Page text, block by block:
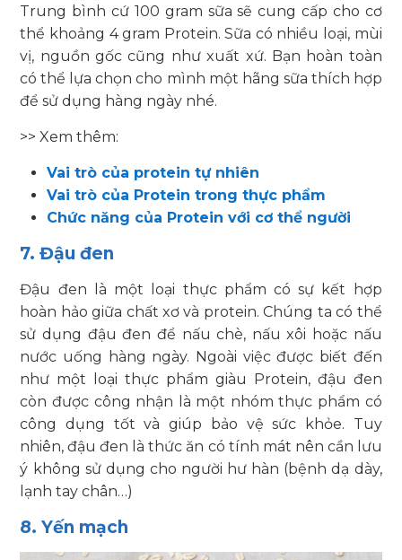
Trung bình cứ 100 gram sữa sẽ cung cấp cho cơ
thể khoảng 4 gram Protein. Sữa có nhiều loại, mùi
vị, nguồn gốc cũng như xuất xứ. Bạn hoàn toàn
có thể lựa chọn cho mình một hãng sữa thích hợp
để sử dụng hàng ngày nhé.
>> Xem thêm:
Vai trò của protein tự nhiên
Vai trò của Protein trong thực phẩm
Chức năng của Protein với cơ thể người
7. Đậu đen
Đậu đen là một loại thực phẩm có sự kết hợp
hoàn hảo giữa chất xơ và protein. Chúng ta có thể
sử dụng đậu đen để nấu chè, nấu xôi hoặc nấu
nước uống hàng ngày. Ngoài việc được biết đến
như một loại thực phẩm giàu Protein, đậu đen
còn được công nhận là một nhóm thực phẩm có
công dụng tốt và giúp bảo vệ sức khỏe. Tuy
nhiên, đậu đen là thức ăn có tính mát nên cần lưu
ý không sử dụng cho người hư hàn (bệnh dạ dày,
lạnh tay chân…)
8. Yến mạch